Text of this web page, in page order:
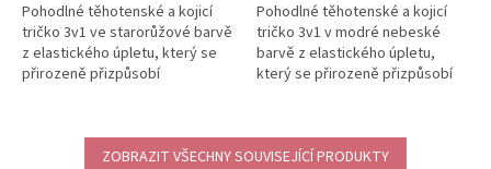
Pohodlné těhotenské a kojicí
tričko 3v1 ve starorůžové barvě
z elastického úpletu, který se
přirozeně přizpůsobí
Pohodlné těhotenské a kojicí
tričko 3v1 v modré nebeské
barvě z elastického úpletu,
který se přirozeně přizpůsobí
ZOBRAZIT VŠECHNY SOUVISEJÍCÍ PRODUKTY